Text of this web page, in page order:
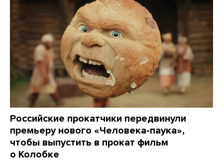
Российские прокатчики передвинули
премьеру нового «Человека-паука»,
чтобы выпустить в прокат фильм
о Колобке